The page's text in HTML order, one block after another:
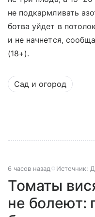
не подкармливать
ботва уйдет в
и не начнется,
(18+).
Сад и огород
6 часов назад Источник:
Томаты
не болеют: